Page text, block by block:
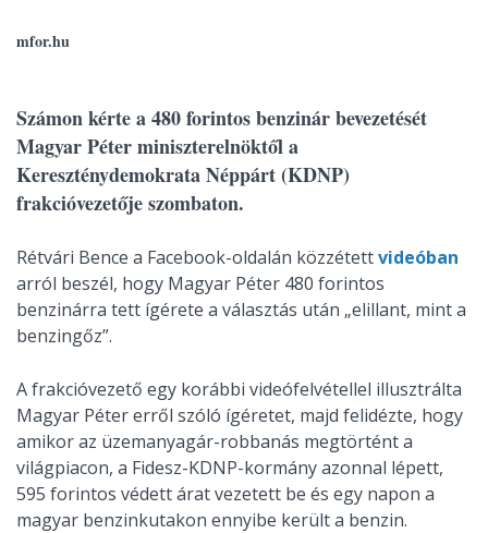
mfor.hu
Számon kérte a 480 forintos benzinár bevezetését
Magyar Péter miniszterelnöktől a
Kereszténydemokrata Néppárt (KDNP)
frakcióvezetője szombaton.
Rétvári Bence a Facebook-oldalán közzétettvideóban
arról beszél, hogy Magyar Péter 480 forintos
benzinárra tett ígérete a választás után „elillant, mint a
benzingőz”.
A frakcióvezető egy korábbi videófelvétellel illusztrálta
Magyar Péter erről szóló ígéretet, majd felidézte, hogy
amikor az üzemanyagár-robbanás megtörtént a
világpiacon, a Fidesz-KDNP-kormány azonnal lépett,
595 forintos védett árat vezetett be és egy napon a
magyar benzinkutakon ennyibe került a benzin.